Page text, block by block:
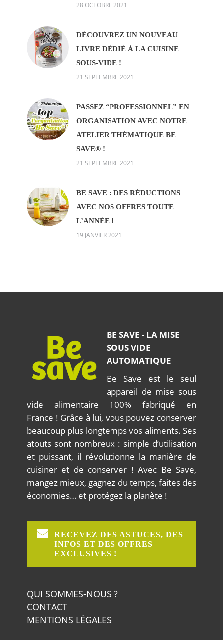
28 OCTOBRE 2021
DÉCOUVREZ UN NOUVEAU
LIVRE DÉDIÉ À LA CUISINE
SOUS-VIDE !
21 SEPTEMBRE 2021
PASSEZ “PROFESSIONNEL” EN
ORGANISATION AVEC NOTRE
ATELIER THÉMATIQUE BE
SAVE® !
21 SEPTEMBRE 2021
BE SAVE : DES RÉDUCTIONS
AVEC NOS OFFRES TOUTE
L’ANNÉE !
19 JANVIER 2021
BE SAVE - LA MISE
SOUS VIDE
AUTOMATIQUE
Be Save est le seul
appareil de mise sous
vide alimentaire 100% fabriqué en
France ! Grâce à lui, vous pouvez conserver
beaucoup plus longtemps vos aliments. Ses
atouts sont nombreux : simple d’utilisation
et puissant, il révolutionne la manière de
cuisiner et de conserver ! Avec Be Save,
mangez mieux, gagnez du temps, faites des
économies… et protégez la planète !
RECEVEZ DES ASTUCES, DES
INFOS ET DES OFFRES
EXCLUSIVES !
QUI SOMMES-NOUS ?
CONTACT
MENTIONS LÉGALES